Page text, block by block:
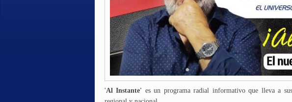
'Al Instante' es un programa radial informativo que lleva a